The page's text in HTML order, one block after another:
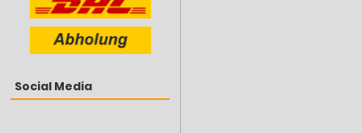
Social Media